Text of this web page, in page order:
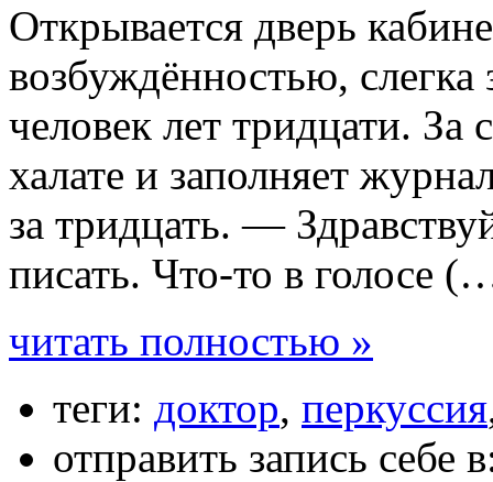
Открывается дверь
возбуждённостью,
человек лет тридцати.
халате и заполняет
за тридцать. —
писать. Что-то в голосе
читать полностью »
теги: доктор, перкуссия
отправить запись себе